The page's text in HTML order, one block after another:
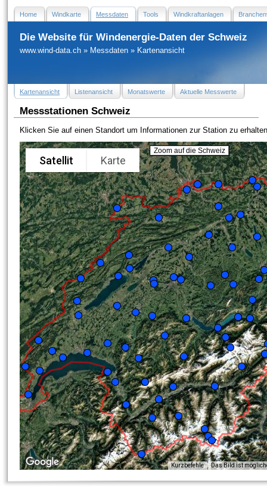
Home Windkarte Messdaten Tools Windkraftanlagen
Die Website für Windenergie-Daten der Schweiz
www.wind-data.ch » Messdaten » Kartenansicht
Kartenansicht Listenansicht Monatswerte Aktuelle Messwerte
Messstationen Schweiz
Klicken Sie auf einen Standort um Informationen zur Station zu
Satellit Karte
Zoom auf die Schweiz
Kurzbefehle Das Bild ist